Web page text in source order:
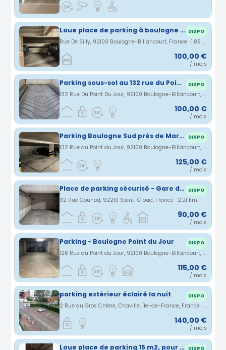
Loue place de parking à boulogne Billancourt DISPO
Rue De Silly, 92100 Boulogne-Billancourt, France · 1.89 km
100,00 €
/ mois
Parking sous-sol au 132 rue du Point du Jour à BOULOGNE BILLANCOURT (92) DISPO
132 Rue Du Point Du Jour, 92100 Boulogne-Billancourt, France · 2.17 km
100,00 €
/ mois
Parking Boulogne Sud près de Marcel Sembat DISPO
132 Rue du Point du Jour, 92100 Boulogne-Billancourt, France · 2.17 km
125,00 €
/ mois
Place de parking sécurisé - Gare de Saint-Cloud DISPO
32 Rue Gounod, 92210 Saint-Cloud, France · 2.21 km
90,00 €
/ mois
Parking - Boulogne Point du Jour DISPO
126 Rue du Point du Jour, 92100 Boulogne-Billancourt, France · 2.23 km
115,00 €
/ mois
parking extérieur éclairé la nuit DISPO
2 Rue du Gros Chêne, Chaville, Île-de-France, France · 2.25 km
140,00 €
/ mois
Loue place de parking 15 m2, pour voiture citadine DISPO